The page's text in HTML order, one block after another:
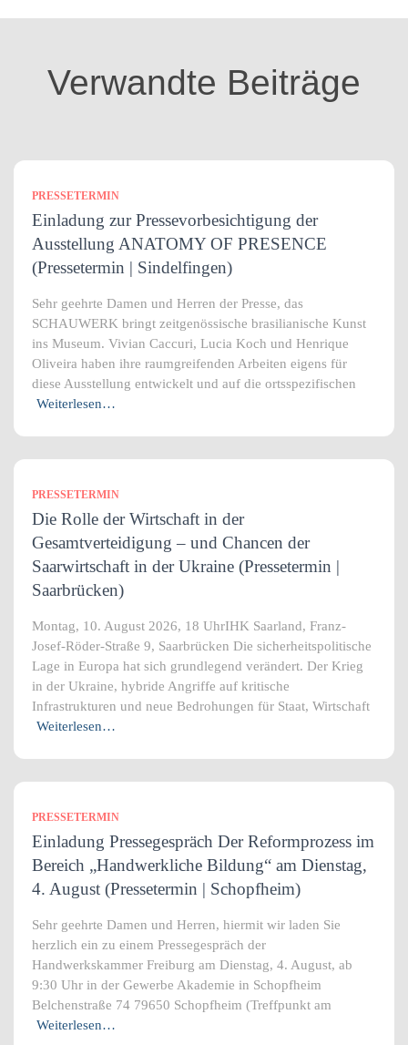
o
Verwandte Beiträge
PRESSETERMIN
Einladung zur Pressevorbesichtigung der
Ausstellung ANATOMY OF PRESENCE
(Pressetermin | Sindelfingen)
Sehr geehrte Damen und Herren der Presse, das
SCHAUWERK bringt zeitgenössische brasilianische Kunst
ins Museum. Vivian Caccuri, Lucia Koch und Henrique
Oliveira haben ihre raumgreifenden Arbeiten eigens für
diese Ausstellung entwickelt und auf die ortsspezifischen
Weiterlesen…
PRESSETERMIN
Die Rolle der Wirtschaft in der
Gesamtverteidigung – und Chancen der
Saarwirtschaft in der Ukraine (Pressetermin |
Saarbrücken)
Montag, 10. August 2026, 18 UhrIHK Saarland, Franz-
Josef-Röder-Straße 9, Saarbrücken Die sicherheitspolitische
Lage in Europa hat sich grundlegend verändert. Der Krieg
in der Ukraine, hybride Angriffe auf kritische
Infrastrukturen und neue Bedrohungen für Staat, Wirtschaft
Weiterlesen…
PRESSETERMIN
Einladung Pressegespräch Der Reformprozess im
Bereich „Handwerkliche Bildung“ am Dienstag,
4. August (Pressetermin | Schopfheim)
Sehr geehrte Damen und Herren, hiermit wir laden Sie
herzlich ein zu einem Pressegespräch der
Handwerkskammer Freiburg am Dienstag, 4. August, ab
9:30 Uhr in der Gewerbe Akademie in Schopfheim
Belchenstraße 74 79650 Schopfheim (Treffpunkt am
Weiterlesen…